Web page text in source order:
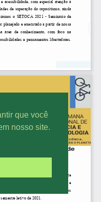
que você
nosso site.